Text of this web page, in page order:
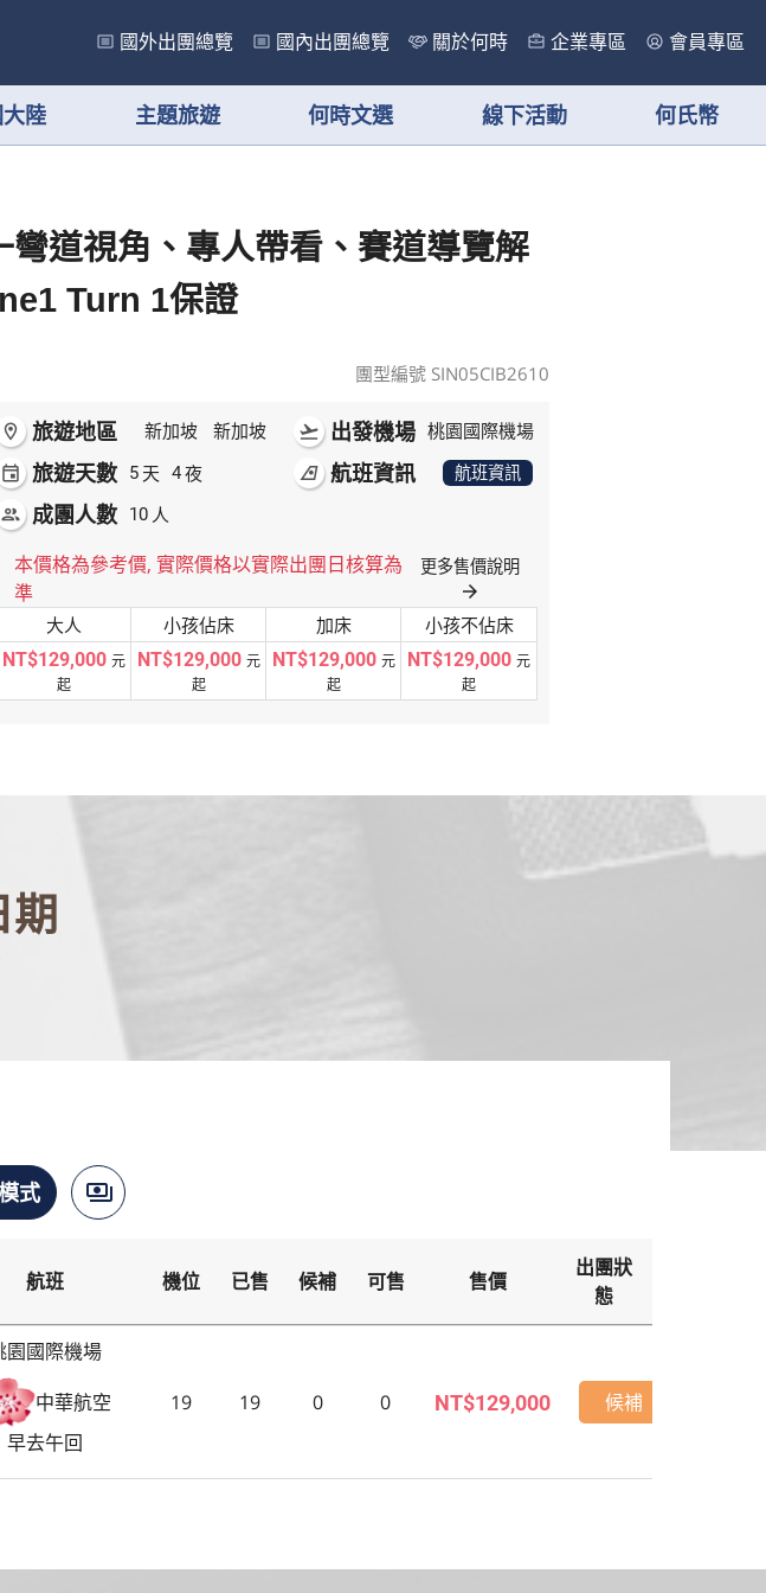
國外出團總覽 國內出團總覽 關於何時 企業專區 會員專區
陸 主題旅遊 何時文選 線下活動 何氏幣
道視角、專人帶看、賽道導覽解
Turn 1保證
團型編號 SIN05CIB2610
room 旅遊地區 新加坡
新加坡
event
旅遊天數 5 天 4夜
people 成團人數 10 人
flight_takeoff 出發機場 桃園國際機場
airlines 航班資訊 航班資訊
本價格為參考價, 實際價格以實際出團日核算為
準
更多售價說明
arrow_forward
大人 小孩佔床 加床 小孩不佔床
NT$129,000 元
起
NT$129,000 元
起
NT$129,000 元
起
NT$129,000 元
起
期
payments
價格模式
航班 機位 已售 候補 可售 售價
出團狀
態
園國際機場
中華航空
早去午回
19 19 0 0 NT$129,000 候補